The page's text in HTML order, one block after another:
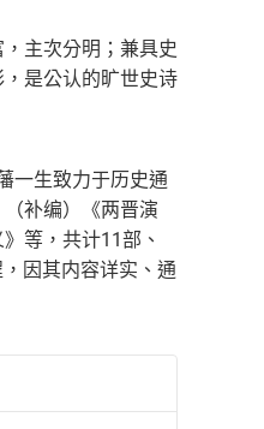
主次分明；兼具史
是公认的旷世史诗
一生致力于历史通
补编）《两晋演
等，共计11部、
因其内容详实、通